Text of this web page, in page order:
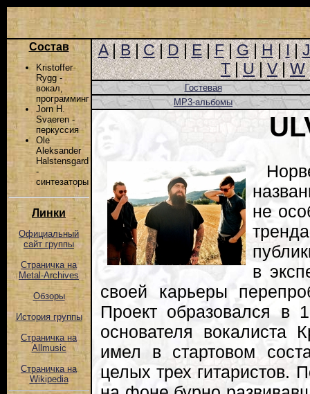
Состав
Kristoffer
Rygg -
вокал,
программинг
Jorn H.
Svaeren -
перкуссия
Ole
Aleksander
Halstensgard
-
синтезаторы
Линки
Официальный
сайт группы
Страничка на
Metal-Archives
Обзоры
История группы
Страничка на
Allmusic
Страничка на
Wikipedia
A|B|C|D|E|F|G|H|I|J
T|U|V|W
Гостевая
MP3-альбомы
не
в
своей карьеры
Проект образовался в
основателя вокалиста
имел в стартовом
целых трех гитаристов.